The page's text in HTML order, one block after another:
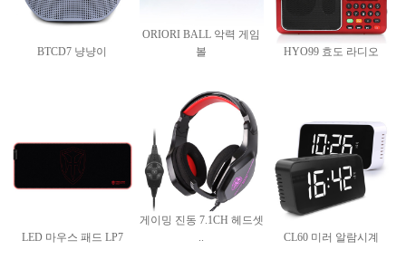
BTCD7 냥냥이
ORIORI BALL 악력 게임
볼
HYO99 효도 라디오
LED 마우스 패드 LP7
게이밍 진동 7.1CH 헤드셋
..
CL60 미러 알람시계